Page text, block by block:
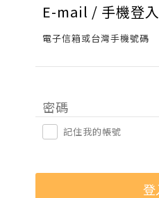
E-mail / 手機登入
電子信箱或台灣手機號碼
密碼
記住我的帳號